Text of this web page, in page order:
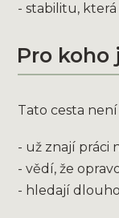
- stabilitu,
Pro koho
Tato cesta
- už znají práci
- vědí, že
- hledají